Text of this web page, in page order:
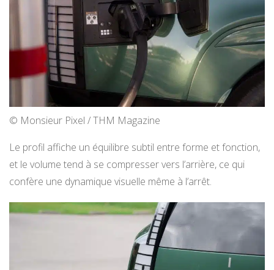
© Monsieur Pixel / THM Magazine
Le profil affiche un équilibre subtil entre forme et fonction,
et le volume tend à se compresser vers l’arrière, ce qui
confère une dynamique visuelle même à l’arrêt.